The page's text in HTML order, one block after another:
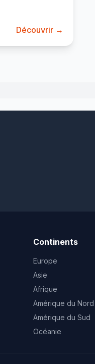
Découvrir →
Continents
Europe
Asie
Afrique
Amérique du Nord
Amérique du Sud
Océanie